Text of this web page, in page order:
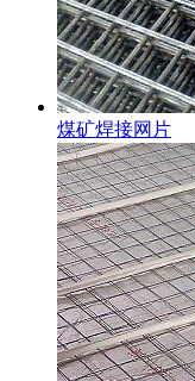
煤矿焊接网片